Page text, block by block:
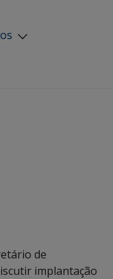
de
implantação